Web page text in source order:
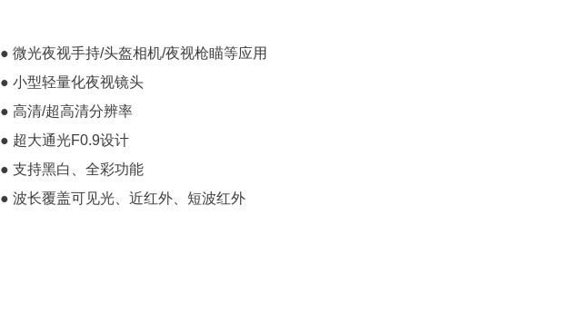
● 微光夜视手持/头盔相机/夜视枪瞄等应用
● 小型轻量化夜视镜头
● 高清/超高清分辨率
● 超大通光F0.9设计
● 支持黑白、全彩功能
● 波长覆盖可见光、近红外、短波红外